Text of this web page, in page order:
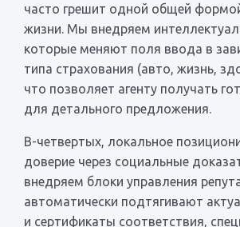
часто грешит одной общей
жизни. Мы внедряем
которые меняют поля ввода в
типа страхования (авто, жизнь,
что позволяет агенту получать
для детального предложения.
В-четвертых, локальное
доверие через социальные
внедряем блоки управления
автоматически подтягивают
и сертификаты соответствия,